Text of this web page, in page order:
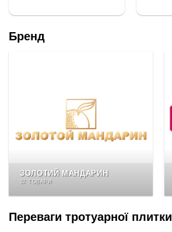
Бренд
ЗОЛОТИЙ МАНДАРИН
37 ТОВАРИ
Переваги тротуарної плитки